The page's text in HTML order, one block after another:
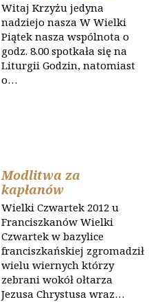
Witaj Krzyżu jedyna
nadziejo nasza W Wielki
Piątek nasza wspólnota o
godz. 8.00 spotkała się na
Liturgii Godzin, natomiast
o…
Modlitwa za
kapłanów
Wielki Czwartek 2012 u
Franciszkanów Wielki
Czwartek w bazylice
franciszkańskiej zgromadził
wielu wiernych którzy
zebrani wokół ołtarza
Jezusa Chrystusa wraz…